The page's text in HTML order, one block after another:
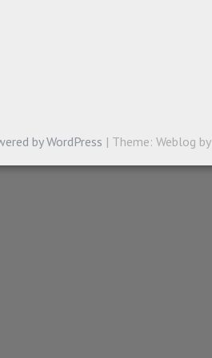
by WordPress | Theme: Weblog by